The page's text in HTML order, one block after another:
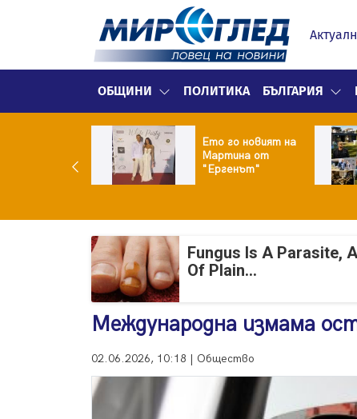
ОБЩИНИ ПОЛИТИКА БЪЛГАРИЯ
Ето го новият на
Мартина от
"Ергенът"
Fungus Is A Parasite,
Of Plain...
Международна измама
02.06.2026, 10:18 | Общество